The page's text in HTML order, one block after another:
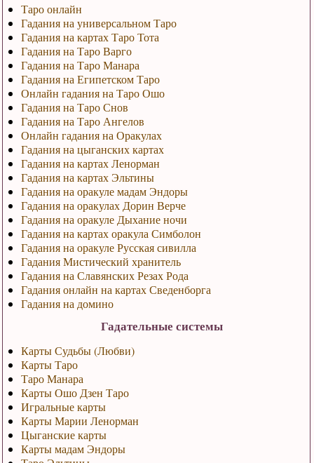
Таро онлайн
Гадания на универсальном Таро
Гадания на картах Таро Тота
Гадания на Таро Варго
Гадания на Таро Манара
Гадания на Египетском Таро
Онлайн гадания на Таро Ошо
Гадания на Таро Снов
Гадания на Таро Ангелов
Онлайн гадания на Оракулах
Гадания на цыганских картах
Гадания на картах Ленорман
Гадания на картах Эльтины
Гадания на оракуле мадам Эндоры
Гадания на оракулах Дорин Верче
Гадания на оракуле Дыхание ночи
Гадания на картах оракула Симболон
Гадания на оракуле Русская сивилла
Гадания Мистический хранитель
Гадания на Славянских Резах Рода
Гадания онлайн на картах Сведенборга
Гадания на домино
Гадательные системы
Карты Судьбы (Любви)
Карты Таро
Таро Манара
Карты Ошо Дзен Таро
Игральные карты
Карты Марии Ленорман
Цыганские карты
Карты мадам Эндоры